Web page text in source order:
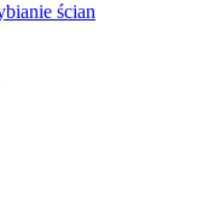
ścian